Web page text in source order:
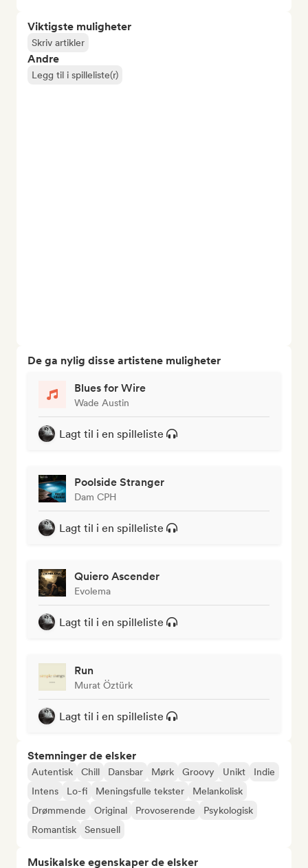
Viktigste muligheter
Skriv artikler
Andre
Legg til i spilleliste(r)
De ga nylig disse artistene muligheter
Blues for Wire
Wade Austin
Lagt til i en spilleliste
Poolside Stranger
Dam CPH
Lagt til i en spilleliste
Quiero Ascender
Evolema
Lagt til i en spilleliste
Run
Murat Öztürk
Lagt til i en spilleliste
Stemninger de elsker
Autentisk Chill Dansbar Mørk Groovy Unikt
Indie
Intens
Lo-fi Meningsfulle tekster
Melankolisk
Drømmende
Original Provoserende
Psykologisk
Romantisk
Sensuell
Musikalske egenskaper de elsker